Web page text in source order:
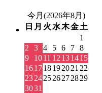
今月(2026年8月)
日 月 火 水木金土
1
2
3 4 5 6 7 8
9
1011 12 131415
161718192021 22
23242526272829
3031